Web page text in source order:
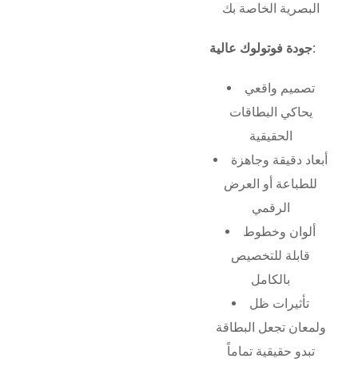
البصرية الخاصة بك
جودة فوتولوك عالية:
تصميم واقعي
يحاكي البطاقات
الحقيقية
أبعاد دقيقة وجاهزة
للطباعة أو العرض
الرقمي
ألوان وخطوط
قابلة للتخصيص
بالكامل
تأثيرات ظل
ولمعان تجعل البطاقة
تبدو حقيقية تماماً